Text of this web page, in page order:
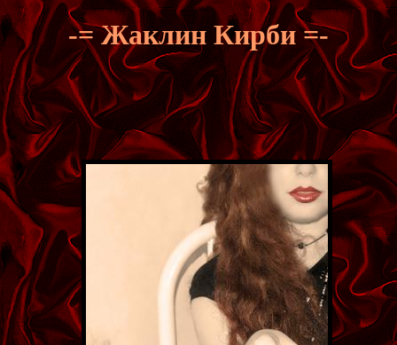
-= Жаклин Кирби =-